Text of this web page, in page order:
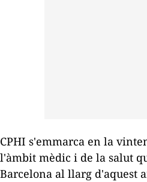
CPHI s'emmarca en la
l'àmbit mèdic i de la salut
Barcelona al llarg d'aquest